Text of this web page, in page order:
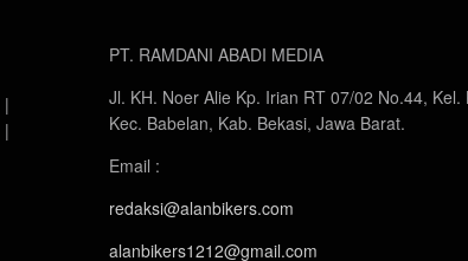
|
|
PT. RAMDANI ABADI MEDIA
Jl. KH. Noer Alie Kp. Irian RT 07/02 No.44, Kel.
Kec. Babelan, Kab. Bekasi, Jawa Barat.
Email :
redaksi@alanbikers.com
alanbikers1212@gmail.com